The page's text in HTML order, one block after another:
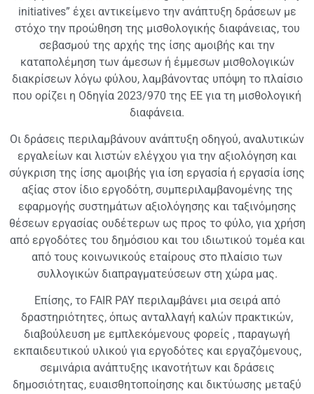
initiatives” έχει αντικείμενο την ανάπτυξη δράσεων με
στόχο την προώθηση της μισθολογικής διαφάνειας, του
σεβασμού της αρχής της ίσης αμοιβής και την
καταπολέμηση των άμεσων ή έμμεσων μισθολογικών
διακρίσεων λόγω φύλου, λαμβάνοντας υπόψη το πλαίσιο
που ορίζει η Οδηγία 2023/970 της ΕΕ για τη μισθολογική
διαφάνεια.
Οι δράσεις περιλαμβάνουν ανάπτυξη οδηγού, αναλυτικών
εργαλείων και λιστών ελέγχου για την αξιολόγηση και
σύγκριση της ίσης αμοιβής για ίση εργασία ή εργασία ίσης
αξίας στον ίδιο εργοδότη, συμπεριλαμβανομένης της
εφαρμογής συστημάτων αξιολόγησης και ταξινόμησης
θέσεων εργασίας ουδέτερων ως προς το φύλο, για χρήση
από εργοδότες του δημόσιου και του ιδιωτικού τομέα και
από τους κοινωνικούς εταίρους στο πλαίσιο των
συλλογικών διαπραγματεύσεων στη χώρα μας.
Επίσης, το FAIR PAY περιλαμβάνει μια σειρά από
δραστηριότητες, όπως ανταλλαγή καλών πρακτικών,
διαβούλευση με εμπλεκόμενους φορείς , παραγωγή
εκπαιδευτικού υλικού για εργοδότες και εργαζόμενους,
σεμινάρια ανάπτυξης ικανοτήτων και δράσεις
δημοσιότητας, ευαισθητοποίησης και δικτύωσης μεταξύ